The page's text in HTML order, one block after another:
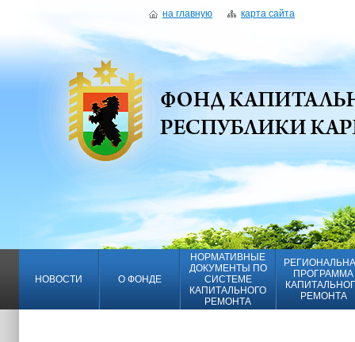
на главную карта сайта
НОВОСТИ О ФОНДЕ
НОРМАТИВНЫЕ
ДОКУМЕНТЫ ПО
СИСТЕМЕ
КАПИТАЛЬНОГО
РЕМОНТА
ПРОГРАММА
РЕМОНТА